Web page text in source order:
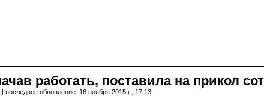
работать, поставила на прикол
последнее обновление: 16 ноября 2015 г., 17:13